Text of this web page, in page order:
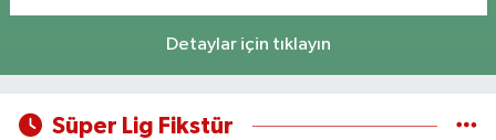
Detaylar için tıklayın
Süper Lig Fikstür